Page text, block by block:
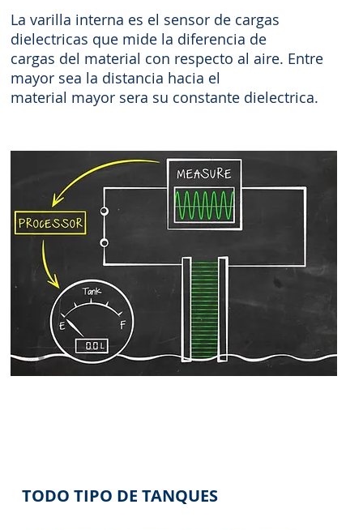
TODO TIPO DE TANQUES
La varilla interna es el sensor de cargas
dielectricas que mide la diferencia de
cargas del material con respecto al aire. Entre
mayor sea la distancia hacia el
material mayor sera su constante dielectrica.